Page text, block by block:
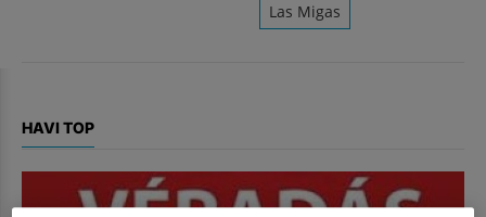
Las Migas
HAVI TOP